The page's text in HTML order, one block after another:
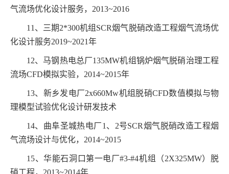
气流场优化设计服务， 2013~2016
11 、三期2*300机组 SCR烟气脱硝改造工程烟气流场优
化设计服务2019~2021年
12、马钢热电总厂135MW机组锅炉烟气脱硝治理工程
流场CFD模拟实验， 2014~2015年
13、新乡发电厂2x660Mw机组脱硝CFD数值模拟与物
理模型试验优化设计研发技术
14、曲阜圣城热电厂1 、 2号SCR烟气脱硝改造工程烟
气流场设计与优化， 2014~2015
15、华能石洞口第一电厂#3-#4机组（2X325MW）脱
硝工程， 2013~2014年